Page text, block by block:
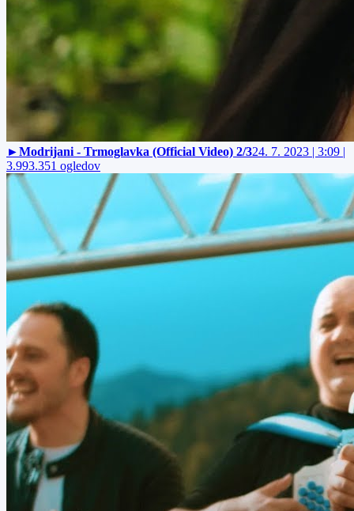
►Modrijani - Trmoglavka (Official Video) 2/324. 7. 2023 | 3:09 |
3.993.351 ogledov